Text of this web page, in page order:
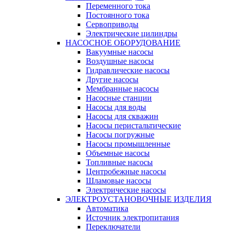
Переменного тока
Постоянного тока
Сервоприводы
Электрические цилиндры
НАСОСНОЕ ОБОРУДОВАНИЕ
Вакуумные насосы
Воздушные насосы
Гидравлические насосы
Другие насосы
Мембранные насосы
Насосные станции
Насосы для воды
Насосы для скважин
Насосы перистальтические
Насосы погружные
Насосы промышленные
Объемные насосы
Топливные насосы
Центробежные насосы
Шламовые насосы
Электрические насосы
ЭЛЕКТРОУСТАНОВОЧНЫЕ ИЗДЕЛИЯ
Автоматика
Источник электропитания
Переключатели